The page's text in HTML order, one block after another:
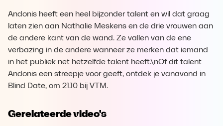
Andonis heeft een heel bijzonder talent en wil dat graag
laten zien aan Nathalie Meskens en de drie vrouwen aan
de andere kant van de wand. Ze vallen van de ene
verbazing in de andere wanneer ze merken dat iemand
in het publiek net hetzelfde talent heeft.\nOf dit talent
Andonis een streepje voor geeft, ontdek je vanavond in
Blind Date, om 21.10 bij VTM.
Gerelateerde video's